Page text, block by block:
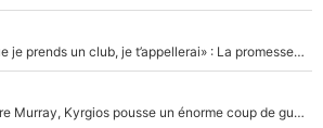
Mercato - OM - «Dès que je prends un club, je t’appellerai» : La promesse de Marcelino au moment de claquer la porte
Victime de racisme contre Murray, Kyrgios pousse un énorme coup de gueule !